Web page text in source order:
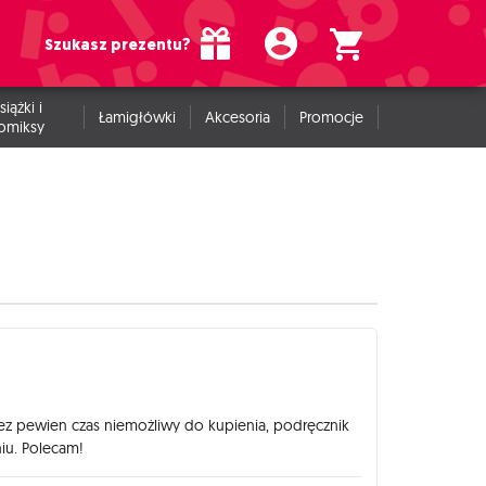
Szukasz prezentu?
i
Łamigłówki Akcesoria Promocje
pewien czas niemożliwy do kupienia, podręcznik
Polecam!